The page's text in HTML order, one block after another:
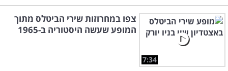
7:34
צפו במחרוזות שירי הביטלס מתוך
המופע שעשה היסטוריה ב-1965